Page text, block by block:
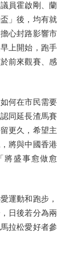
員霍啟剛、蘭
」後，均有就
心封路影響市
上開始，跑手
前來觀賽、感
何在市民需要
同延長渣馬賽
更久，希望主
將與中國香港
將盛事愈做愈
運動和跑步，
日後若分為兩
拉松愛好者參